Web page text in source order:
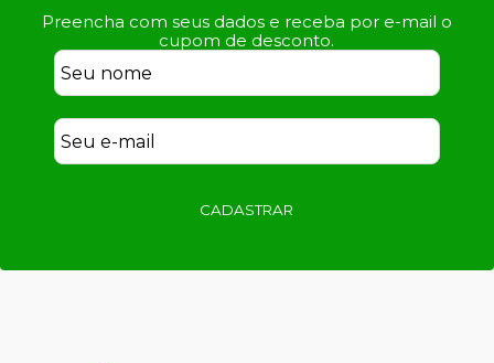
Preencha com seus dados e receba por e-mail o
cupom de desconto.
CADASTRAR